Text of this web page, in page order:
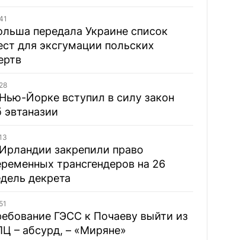
передала Украине список
для эксгумации польских
Йорке вступил в силу закон
эвтаназии
закрепили право
трансгендеров на 26
декрета
ГЭСС к Почаеву выйти из
– абсурд, – «Миряне»